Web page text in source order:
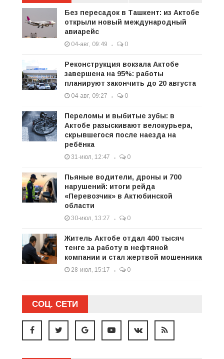
Без пересадок в Ташкент: из Актобе
открыли новый международный
авиарейс
04-авг, 09:49 0
Реконструкция вокзала Актобе
завершена на 95%: работы
планируют закончить до 20 августа
04-авг, 09:27 0
Переломы и выбитые зубы: в
Актобе разыскивают велокурьера,
скрывшегося после наезда на
ребёнка
31-июл, 12:47 0
Пьяные водители, дроны и 700
нарушений: итоги рейда
«Перевозчик» в Актюбинской
области
30-июл, 13:27 0
Житель Актобе отдал 400 тысяч
тенге за работу в нефтяной
компании и стал жертвой мошенника
28-июл, 15:17 0
СОЦ. СЕТИ